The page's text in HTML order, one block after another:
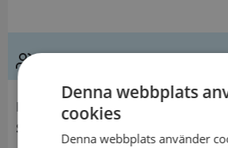
Ledning
Innehavare
Södra Sandsjö Församling
Denna webbplats
cookies
Denna webbplats använder